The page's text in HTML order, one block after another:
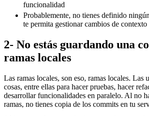
funcionalidad
Probablemente, no tienes definido
te permita gestionar cambios de
2- No estás guardando una
ramas locales
Las ramas locales, son eso, ramas locales. Las
cosas, entre ellas para hacer pruebas, hacer
desarrollar funcionalidades en paralelo. Al no
ramas, no tienes copia de los commits en tu